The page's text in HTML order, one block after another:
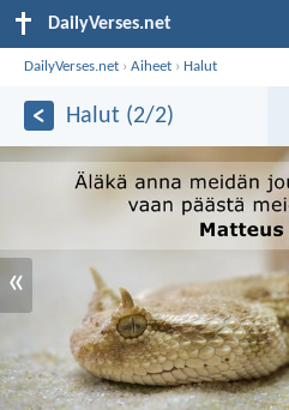
DailyVerses.net
DailyVerses.net ›Aiheet › Halut
Halut (2/2)
«